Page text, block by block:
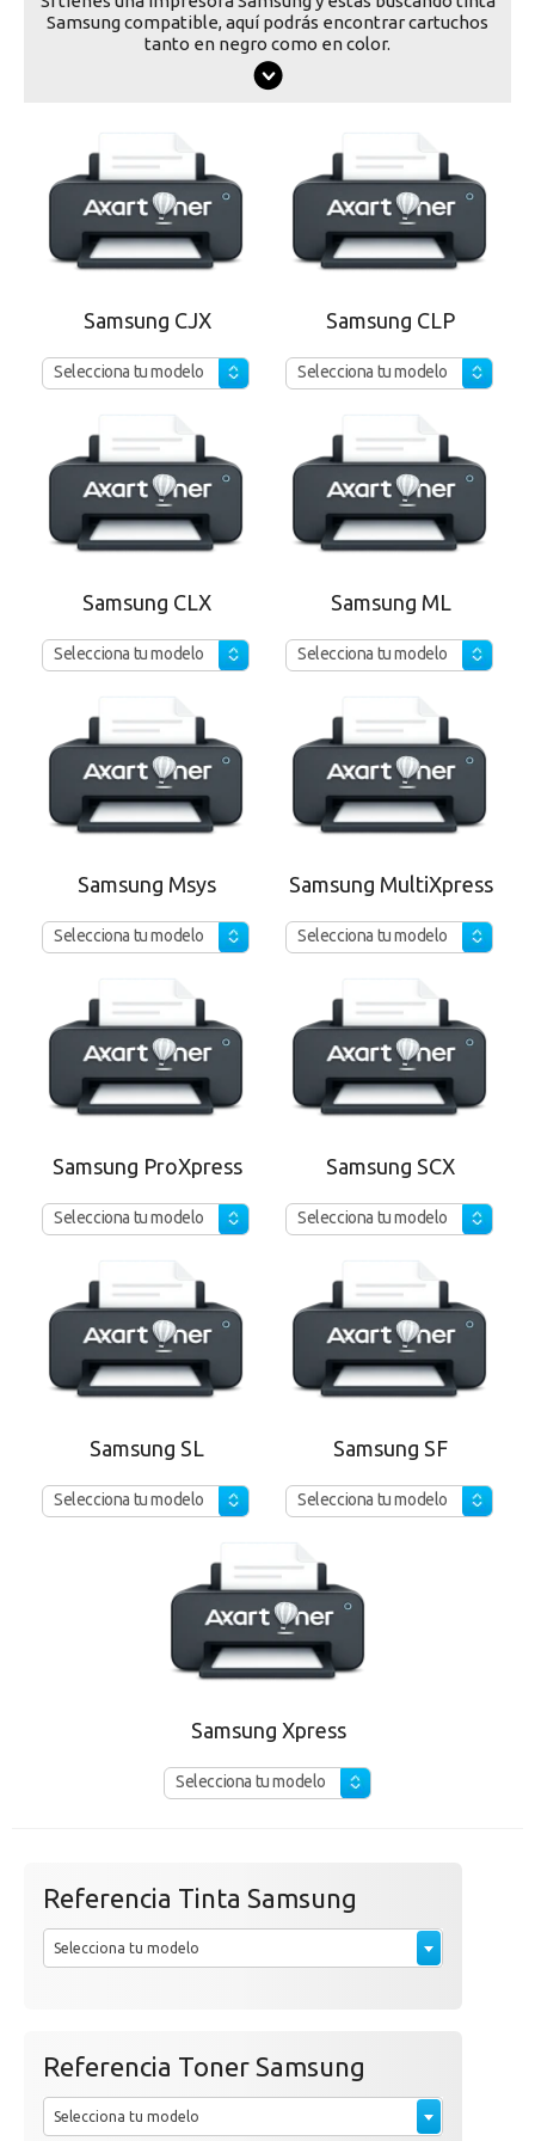
Samsung compatible, aquí podrás encontrar cartuchos
tanto en negro como en color.
Samsung CJX
Selecciona tu modelo
Samsung CLP
Selecciona tu modelo
Samsung CLX
Selecciona tu modelo
Samsung ML
Selecciona tu modelo
Samsung Msys
Selecciona tu modelo
Samsung MultiXpress
Selecciona tu modelo
Samsung ProXpress
Selecciona tu modelo
Samsung SCX
Selecciona tu modelo
Samsung SL
Selecciona tu modelo
Samsung SF
Selecciona tu modelo
Samsung Xpress
Selecciona tu modelo
Referencia Tinta Samsung
Selecciona tu modelo
Referencia Toner Samsung
Selecciona tu modelo